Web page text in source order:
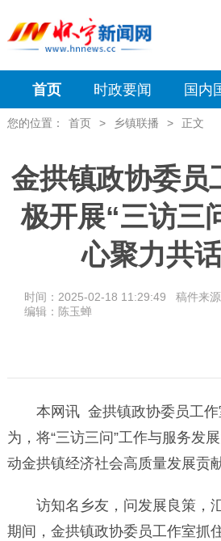
首页 时政要闻 国内
您的位置： 首页 > 乡镇联播 > 正文
金拱镇政协委员
极开展“三访三
心聚力共
时间：2025-02-18 11:29:49 稿件来
编辑：陈玉蝉
本网讯 金拱镇政协委员工作
为，将“三访三问”工作与服务发
动金拱镇经济社会高质量发展贡
访知名乡友，问发展良策，
期间，金拱镇政协委员工作室抓